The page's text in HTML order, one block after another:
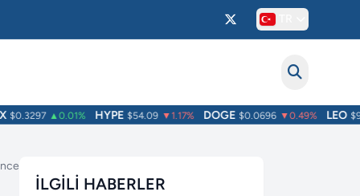
▲0.01% HYPE $54.09 ▼1.17% DOGE $0.0696 ▼0.49% LEO $9.65
İLGILI HABERLER